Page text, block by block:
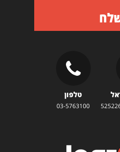
טלפון
03-5763100